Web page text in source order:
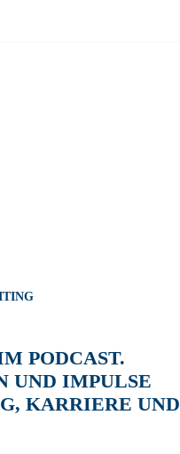
PODCAST.
UND IMPULSE
KARRIERE UND